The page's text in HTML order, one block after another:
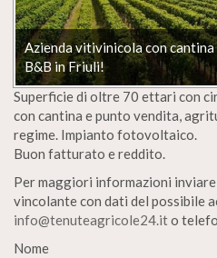
Azienda vitivinicola con
B&B in Friuli!
Superficie di oltre 70 ettari con
con cantina e punto vendita,
regime. Impianto fotovoltaico.
Buon fatturato e reddito.
Per maggiori informazioni
vincolante con dati del possibile
info@tenuteagricole24.ito
Nome